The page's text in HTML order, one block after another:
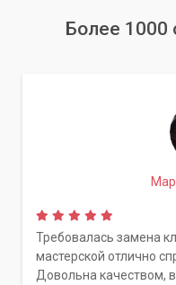
Более 1000
Требовалась замена
мастерской отлично
Довольна качеством,